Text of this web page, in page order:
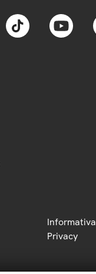
Informativa
Privacy